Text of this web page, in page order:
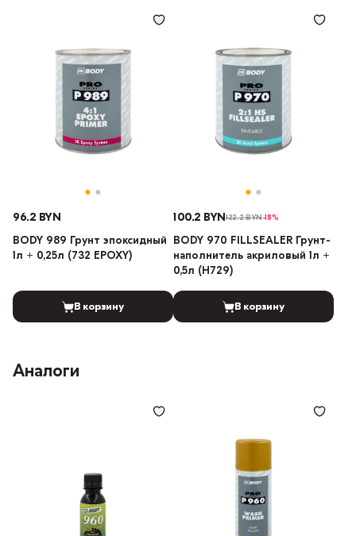
96.2 BYN
BODY 989 Грунт эпоксидный
1л + 0,25л (732 EPOXY)
В корзину
100.2 BYN122.2 BYN-18%
BODY 970 FILLSEALER Грунт-
наполнитель акриловый 1л +
0,5л (H729)
В корзину
Аналоги